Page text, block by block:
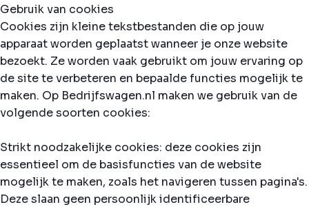
Gebruik van cookies
Cookies zijn kleine tekstbestanden die op jouw
apparaat worden geplaatst wanneer je onze website
bezoekt. Ze worden vaak gebruikt om jouw ervaring op
de site te verbeteren en bepaalde functies mogelijk te
maken. Op Bedrijfswagen.nl maken we gebruik van de
volgende soorten cookies:
Strikt noodzakelijke cookies: deze cookies zijn
essentieel om de basisfuncties van de website
mogelijk te maken, zoals het navigeren tussen pagina's.
Deze slaan geen persoonlijk identificeerbare